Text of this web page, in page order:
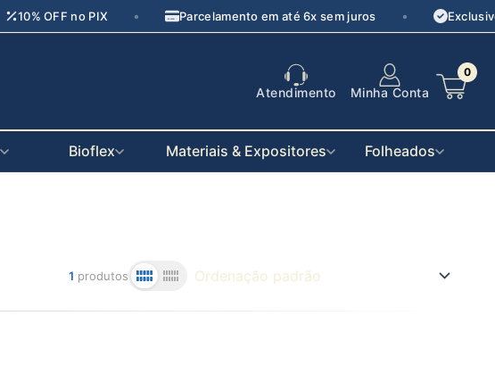
10% OFF no PIX • Parcelamento em até 6x sem juros •
Atendimento Minha Conta
0
Bioflex Materiais & Expositores Folheados
1 produtos